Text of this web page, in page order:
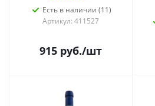
Есть в наличии (11)
Артикул: 411527
915 руб./шт